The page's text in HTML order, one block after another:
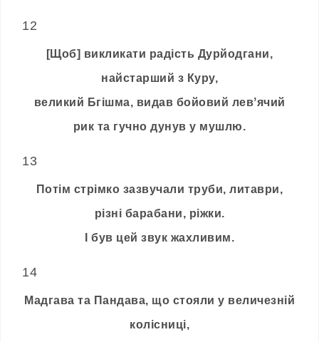
12
[Щоб] викликати радість Дурйодгани,
найстарший з Куру,
великий Бгішма, видав бойовий левʼячий
рик та гучно дунув у мушлю.
13
Потім стрімко зазвучали труби, литаври,
різні барабани, ріжки.
І був цей звук жахливим.
14
Мадгава та Пандава, що стояли у величезній
колісниці,